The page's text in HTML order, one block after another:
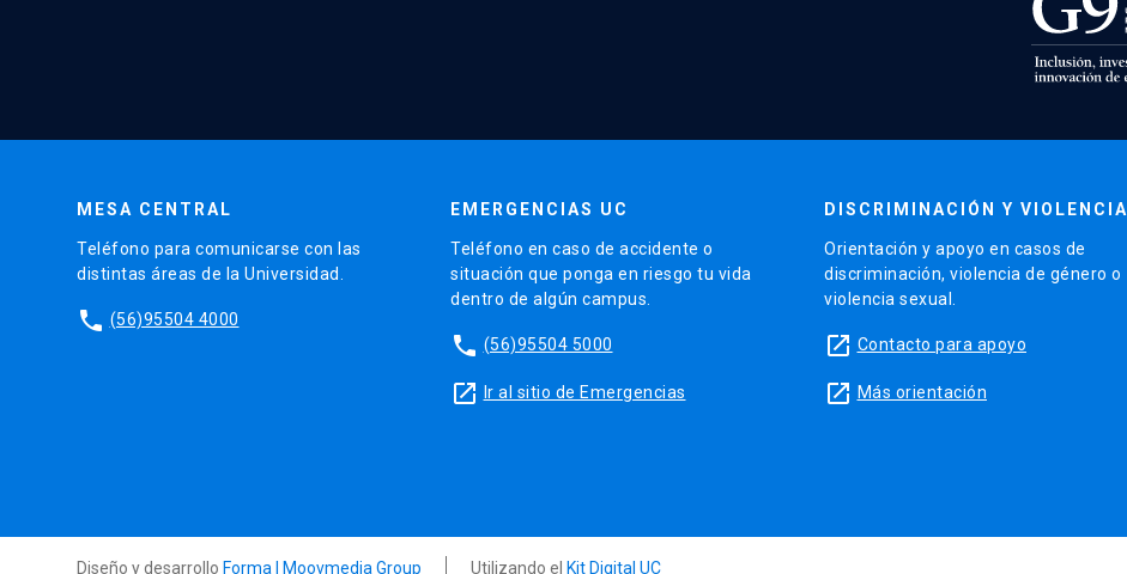
MESA CENTRAL
Teléfono para comunicarse con las
distintas áreas de la Universidad.
phone (56)95504 4000
EMERGENCIAS UC
Teléfono en caso de accidente o
situación que ponga en riesgo tu vida
dentro de algún campus.
phone (56)95504 5000
launch Ir al sitio de Emergencias
DISCRIMINACIÓN Y VIOLENCIA
Orientación y apoyo en casos de
discriminación, violencia de género o
violencia sexual.
launch Contacto para apoyo
launch Más orientación
Diseño y desarrollo Forma | Moovmedia Group Utilizando el Kit Digital UC